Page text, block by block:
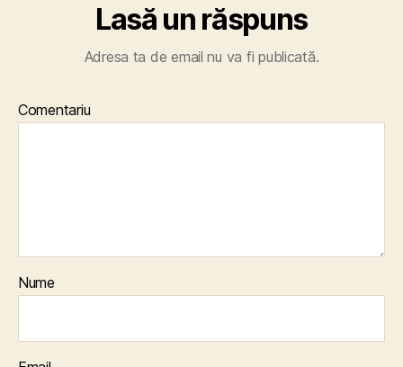
Lasă un răspuns
Adresa ta de email nu va fi publicată.
Comentariu
Nume